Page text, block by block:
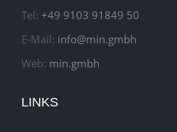
Tel: +49 9103 91849 50
E-Mail: info@min.gmbh
Web: min.gmbh
LINKS